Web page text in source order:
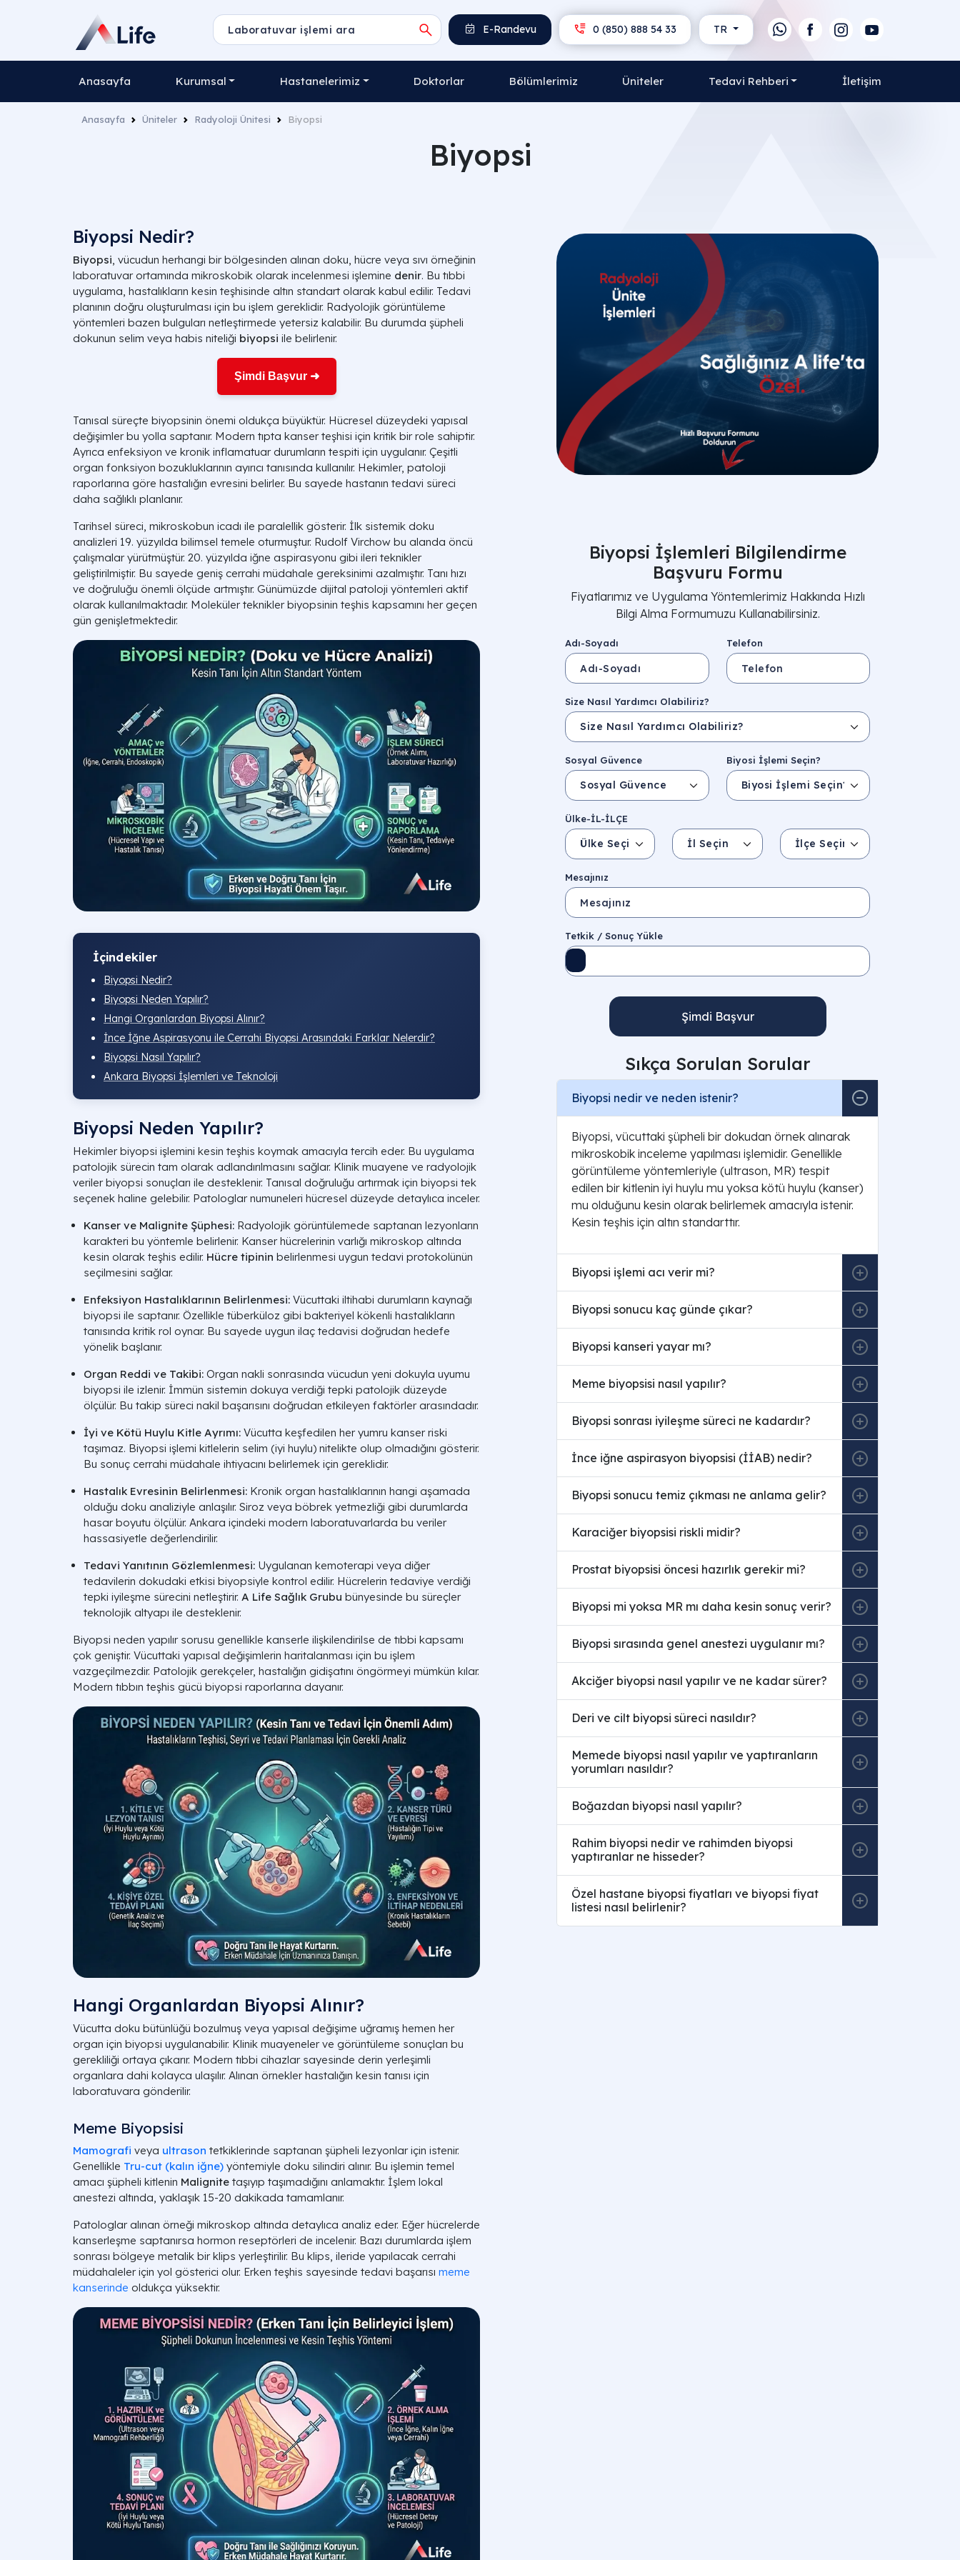
TR
0 (850) 888 54 33
E-Randevu
Anasayfa Kurumsal Hastanelerimiz Doktorlar Bölümlerimiz Üniteler Tedavi Rehberi İletişim
Anasayfa Üniteler Radyoloji Ünitesi Biyopsi
Biyopsi
Biyopsi Nedir?
Biyopsi, vücudun herhangi bir bölgesinden alınan doku, hücre veya sıvı örneğinin
laboratuvar ortamında mikroskobik olarak incelenmesi işlemine denir. Bu tıbbi
uygulama, hastalıkların kesin teşhisinde altın standart olarak kabul edilir. Tedavi
planının doğru oluşturulması için bu işlem gereklidir. Radyolojik görüntüleme
yöntemleri bazen bulguları netleştirmede yetersiz kalabilir. Bu durumda şüpheli
dokunun selim veya habis niteliği biyopsi ile belirlenir.
Şimdi Başvur ➜
Tanısal süreçte biyopsinin önemi oldukça büyüktür. Hücresel düzeydeki yapısal
değişimler bu yolla saptanır. Modern tıpta kanser teşhisi için kritik bir role sahiptir.
Ayrıca enfeksiyon ve kronik inflamatuar durumların tespiti için uygulanır. Çeşitli
organ fonksiyon bozukluklarının ayırıcı tanısında kullanılır. Hekimler, patoloji
raporlarına göre hastalığın evresini belirler. Bu sayede hastanın tedavi süreci
daha sağlıklı planlanır.
Tarihsel süreci, mikroskobun icadı ile paralellik gösterir. İlk sistemik doku
analizleri 19. yüzyılda bilimsel temele oturmuştur. Rudolf Virchow bu alanda öncü
çalışmalar yürütmüştür. 20. yüzyılda iğne aspirasyonu gibi ileri teknikler
geliştirilmiştir. Bu sayede geniş cerrahi müdahale gereksinimi azalmıştır. Tanı hızı
ve doğruluğu önemli ölçüde artmıştır. Günümüzde dijital patoloji yöntemleri aktif
olarak kullanılmaktadır. Moleküler teknikler biyopsinin teşhis kapsamını her geçen
gün genişletmektedir.
İçindekiler
Biyopsi Nedir?
Biyopsi Neden Yapılır?
Hangi Organlardan Biyopsi Alınır?
İnce İğne Aspirasyonu ile Cerrahi Biyopsi Arasındaki Farklar Nelerdir?
Biyopsi Nasıl Yapılır?
Ankara Biyopsi İşlemleri ve Teknoloji
Biyopsi Neden Yapılır?
Hekimler biyopsi işlemini kesin teşhis koymak amacıyla tercih eder. Bu uygulama
patolojik sürecin tam olarak adlandırılmasını sağlar. Klinik muayene ve radyolojik
veriler biyopsi sonuçları ile desteklenir. Tanısal doğruluğu artırmak için biyopsi tek
seçenek haline gelebilir. Patologlar numuneleri hücresel düzeyde detaylıca inceler.
Kanser ve Malignite Şüphesi: Radyolojik görüntülemede saptanan lezyonların
karakteri bu yöntemle belirlenir. Kanser hücrelerinin varlığı mikroskop altında
kesin olarak teşhis edilir. Hücre tipinin belirlenmesi uygun tedavi protokolünün
seçilmesini sağlar.
Enfeksiyon Hastalıklarının Belirlenmesi: Vücuttaki iltihabi durumların kaynağı
biyopsi ile saptanır. Özellikle tüberküloz gibi bakteriyel kökenli hastalıkların
tanısında kritik rol oynar. Bu sayede uygun ilaç tedavisi doğrudan hedefe
yönelik başlanır.
Organ Reddi ve Takibi: Organ nakli sonrasında vücudun yeni dokuyla uyumu
biyopsi ile izlenir. İmmün sistemin dokuya verdiği tepki patolojik düzeyde
ölçülür. Bu takip süreci nakil başarısını doğrudan etkileyen faktörler arasındadır.
İyi ve Kötü Huylu Kitle Ayrımı: Vücutta keşfedilen her yumru kanser riski
taşımaz. Biyopsi işlemi kitlelerin selim (iyi huylu) nitelikte olup olmadığını gösterir.
Bu sonuç cerrahi müdahale ihtiyacını belirlemek için gereklidir.
Hastalık Evresinin Belirlenmesi: Kronik organ hastalıklarının hangi aşamada
olduğu doku analiziyle anlaşılır. Siroz veya böbrek yetmezliği gibi durumlarda
hasar boyutu ölçülür. Ankara içindeki modern laboratuvarlarda bu veriler
hassasiyetle değerlendirilir.
Tedavi Yanıtının Gözlemlenmesi: Uygulanan kemoterapi veya diğer
tedavilerin dokudaki etkisi biyopsiyle kontrol edilir. Hücrelerin tedaviye verdiği
tepki iyileşme sürecini netleştirir. A Life Sağlık Grubu bünyesinde bu süreçler
teknolojik altyapı ile desteklenir.
Biyopsi neden yapılır sorusu genellikle kanserle ilişkilendirilse de tıbbi kapsamı
çok geniştir. Vücuttaki yapısal değişimlerin haritalanması için bu işlem
vazgeçilmezdir. Patolojik gerekçeler, hastalığın gidişatını öngörmeyi mümkün kılar.
Modern tıbbın teşhis gücü biyopsi raporlarına dayanır.
Hangi Organlardan Biyopsi Alınır?
Vücutta doku bütünlüğü bozulmuş veya yapısal değişime uğramış hemen her
organ için biyopsi uygulanabilir. Klinik muayeneler ve görüntüleme sonuçları bu
gerekliliği ortaya çıkarır. Modern tıbbi cihazlar sayesinde derin yerleşimli
organlara dahi kolayca ulaşılır. Alınan örnekler hastalığın kesin tanısı için
laboratuvara gönderilir.
Meme Biyopsisi
Mamografi veya ultrason tetkiklerinde saptanan şüpheli lezyonlar için istenir.
Genellikle Tru-cut (kalın iğne) yöntemiyle doku silindiri alınır. Bu işlemin temel
amacı şüpheli kitlenin Malignite taşıyıp taşımadığını anlamaktır. İşlem lokal
anestezi altında, yaklaşık 15-20 dakikada tamamlanır.
Patologlar alınan örneği mikroskop altında detaylıca analiz eder. Eğer hücrelerde
kanserleşme saptanırsa hormon reseptörleri de incelenir. Bazı durumlarda işlem
sonrası bölgeye metalik bir klips yerleştirilir. Bu klips, ileride yapılacak cerrahi
müdahaleler için yol gösterici olur. Erken teşhis sayesinde tedavi başarısı meme
kanserinde oldukça yüksektir.
Biyopsi İşlemleri Bilgilendirme
Başvuru Formu
Fiyatlarımız ve Uygulama Yöntemlerimiz Hakkında Hızlı
Bilgi Alma Formumuzu Kullanabilirsiniz.
Adı-Soyadı Telefon
Size Nasıl Yardımcı Olabiliriz?
Sosyal Güvence Biyosi İşlemi Seçin?
Ülke-İL-İLÇE
Ülke Seçin
İl Seçin İlçe Seçin
Mesajınız
Tetkik / Sonuç Yükle
Şimdi Başvur
Sıkça Sorulan Sorular
Biyopsi nedir ve neden istenir?
Biyopsi, vücuttaki şüpheli bir dokudan örnek alınarak
mikroskobik inceleme yapılması işlemidir. Genellikle
görüntüleme yöntemleriyle (ultrason, MR) tespit
edilen bir kitlenin iyi huylu mu yoksa kötü huylu (kanser)
mu olduğunu kesin olarak belirlemek amacıyla istenir.
Kesin teşhis için altın standarttır.
Biyopsi işlemi acı verir mi?
Biyopsi sonucu kaç günde çıkar?
Biyopsi kanseri yayar mı?
Meme biyopsisi nasıl yapılır?
Biyopsi sonrası iyileşme süreci ne kadardır?
İnce iğne aspirasyon biyopsisi (İİAB) nedir?
Biyopsi sonucu temiz çıkması ne anlama gelir?
Karaciğer biyopsisi riskli midir?
Prostat biyopsisi öncesi hazırlık gerekir mi?
Biyopsi mi yoksa MR mı daha kesin sonuç verir?
Biyopsi sırasında genel anestezi uygulanır mı?
Akciğer biyopsi nasıl yapılır ve ne kadar sürer?
Deri ve cilt biyopsi süreci nasıldır?
Memede biyopsi nasıl yapılır ve yaptıranların
yorumları nasıldır?
Boğazdan biyopsi nasıl yapılır?
Rahim biyopsi nedir ve rahimden biyopsi
yaptıranlar ne hisseder?
Özel hastane biyopsi fiyatları ve biyopsi fiyat
listesi nasıl belirlenir?